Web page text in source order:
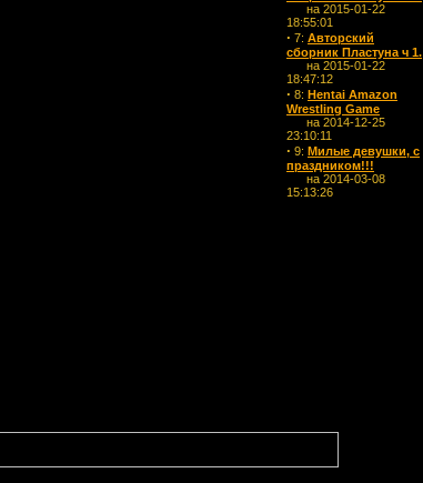
на 2015-01-22
18:55:01
· 7: Авторский
сборник Пластуна ч 1.
на 2015-01-22
18:47:12
· 8: Hentai Amazon
Wrestling Game
на 2014-12-25
23:10:11
· 9: Милые девушки, с
праздником!!!
на 2014-03-08
15:13:26